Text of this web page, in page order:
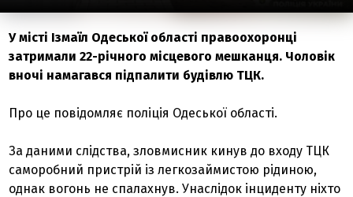
У місті Ізмаїл Одеської області правоохоронці
затримали 22-річного місцевого мешканця. Чоловік
вночі намагався підпалити будівлю ТЦК.
Про це повідомляє поліція Одеської області.
За даними слідства, зловмисник кинув до входу ТЦК
саморобний пристрій із легкозаймистою рідиною,
однак вогонь не спалахнув. Унаслідок інциденту ніхто